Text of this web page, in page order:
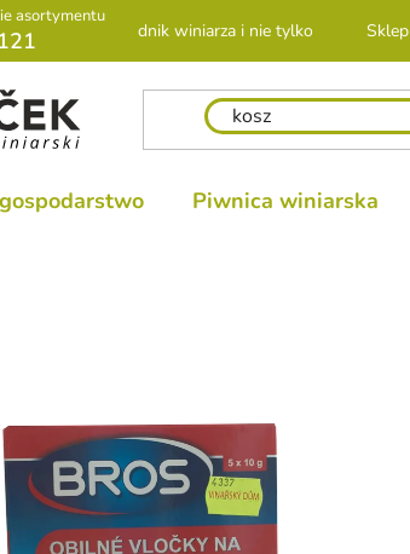
asortymentu
Poradnik winiarza i nie tylko Sklep
Piwnica winiarska